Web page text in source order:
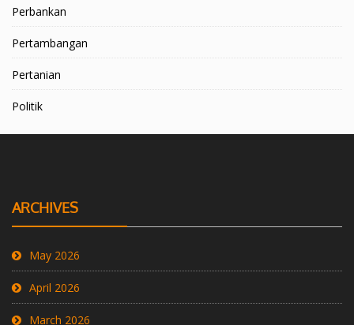
Perbankan
Pertambangan
Pertanian
Politik
ARCHIVES
May 2026
April 2026
March 2026